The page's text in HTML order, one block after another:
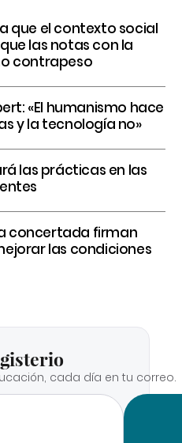
que el contexto social
las notas con la
contrapeso
«El humanismo hace
y la tecnología no»
las prácticas en las
concertada firman
las condiciones
cada día en tu correo.